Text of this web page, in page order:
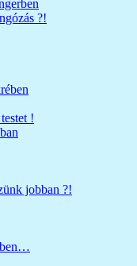
?!
!
jobban ?!